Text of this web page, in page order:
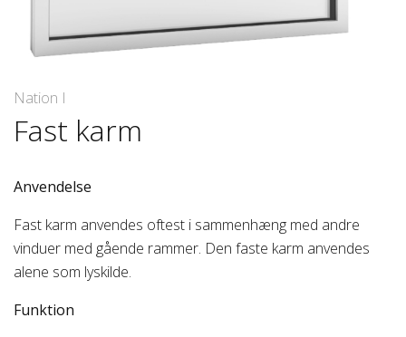
Nation I
Fast karm
Anvendelse
Fast karm anvendes oftest i sammenhæng med andre
vinduer med gående rammer. Den faste karm anvendes
alene som lyskilde.
Funktion